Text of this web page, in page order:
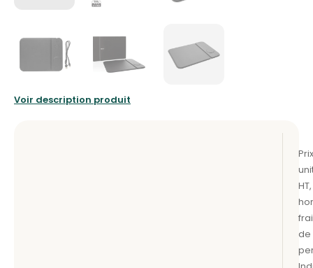
Voir description produit